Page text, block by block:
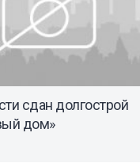
сдан долгострой
дом»